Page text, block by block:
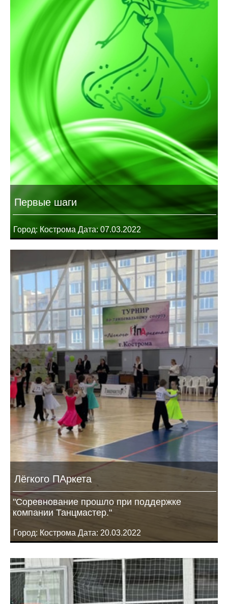
Первые шаги
Город: Кострома Дата: 07.03.2022
Лёгкого ПАркета
"Соревнование прошло при поддержке
компании Танцмастер."
Город: Кострома Дата: 20.03.2022